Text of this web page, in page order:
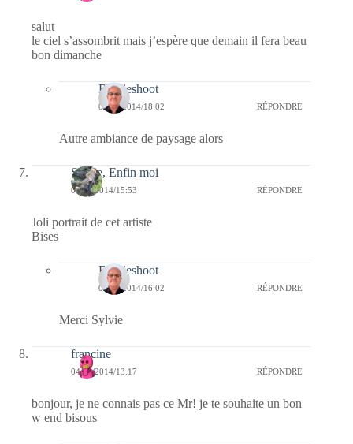
salut
le ciel s’assombrit mais j’espère que demain il fera beau
bon dimanche
Bernieshoot
04/10/2014/18:02 RÉPONDRE
Autre ambiance de paysage alors
Sylvie, Enfin moi
04/10/2014/15:53 RÉPONDRE
Joli portrait de cet artiste
Bises
Bernieshoot
04/10/2014/16:02 RÉPONDRE
Merci Sylvie
francine
04/10/2014/13:17 RÉPONDRE
bonjour, je ne connais pas ce Mr! je te souhaite un bon
w end bisous